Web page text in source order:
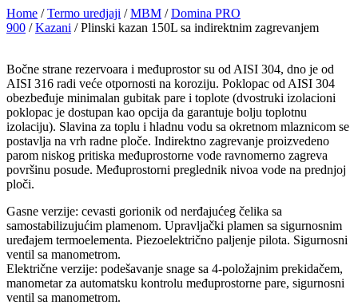
Home /Termo uredjaji /MBM /Domina PRO
900 /Kazani / Plinski kazan 150L sa indirektnim zagrevanjem
Bočne strane rezervoara i međuprostor su od AISI 304, dno je od
AISI 316 radi veće otpornosti na koroziju. Poklopac od AISI 304
obezbeđuje minimalan gubitak pare i toplote (dvostruki izolacioni
poklopac je dostupan kao opcija da garantuje bolju toplotnu
izolaciju). Slavina za toplu i hladnu vodu sa okretnom mlaznicom se
postavlja na vrh radne ploče. Indirektno zagrevanje proizvedeno
parom niskog pritiska međuprostorne vode ravnomerno zagreva
površinu posude. Međuprostorni preglednik nivoa vode na prednjoj
ploči.
Gasne verzije: cevasti gorionik od nerđajućeg čelika sa
samostabilizujućim plamenom. Upravljački plamen sa sigurnosnim
uređajem termoelementa. Piezoelektrično paljenje pilota. Sigurnosni
ventil sa manometrom.
Električne verzije: podešavanje snage sa 4-položajnim prekidačem,
manometar za automatsku kontrolu međuprostorne pare, sigurnosni
ventil sa manometrom.